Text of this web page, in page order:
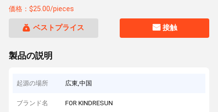
価格：$25.00/pieces
ベストプライス 接触
製品の説明
起源の場所 広東,中国
ブランド名 FOR KINDRESUN